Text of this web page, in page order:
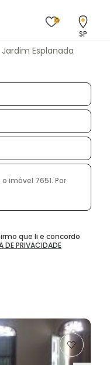
0
SP
Jardim Esplanada
que li e concordo
DE PRIVACIDADE